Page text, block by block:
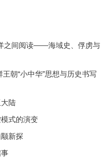
之间阅读——海域史、俘虏与
朝“小中华”思想与历史书写
陆
式的演变
新探